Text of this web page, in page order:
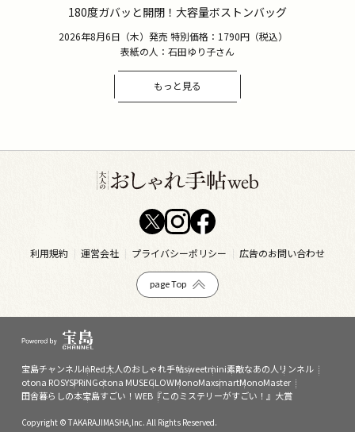
180度ガバッと開閉！大容量ボストンバッグ
2026年8月6日（木）発売 特別価格：1790円（税込）
表紙の人：石田ゆり子さん
もっと見る
利用規約 運営会社 プライバシーポリシー 広告のお問い合わせ
page Top
宝島チャンネルInRed大人のおしゃれ手帖sweetmini素敵なあの人 リンネル
otona ROSYSPRiNGotona MUSEGLOWMonoMaxsmartMonoMaster
田舎暮らしの本宝島すごい！WEB『このミステリーがすごい！』大賞
Copyright © TAKARAJIMASHA,Inc. All Rights Reserved.